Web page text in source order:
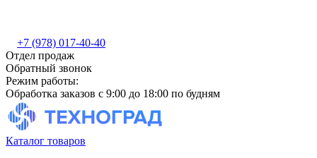
+7 (978) 017-40-40
Отдел продаж
Обратный звонок
Режим работы:
Обработка заказов с 9:00 до 18:00 по будням
Каталог товаров